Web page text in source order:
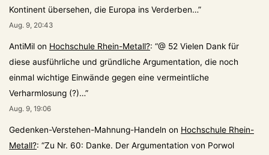
Kontinent übersehen, die Europa ins Verderben…”
Aug. 9, 20:43
AntiMil on Hochschule Rhein-Metall?: “@ 52 Vielen Dank für
diese ausführliche und gründliche Argumentation, die noch
einmal wichtige Einwände gegen eine vermeintliche
Verharmlosung (?)…”
Aug. 9, 19:06
Gedenken-Verstehen-Mahnung-Handeln on Hochschule Rhein-
Metall?: “Zu Nr. 60: Danke. Der Argumentation von Porwol